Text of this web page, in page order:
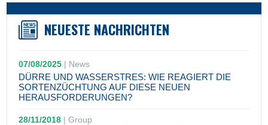
NEUESTE NACHRICHTEN
07/08/2025 | News
DÜRRE UND WASSERSTRES: WIE REAGIERT DIE
SORTENZÜCHTUNG AUF DIESE NEUEN
HERAUSFORDERUNGEN?
28/11/2018 |Group